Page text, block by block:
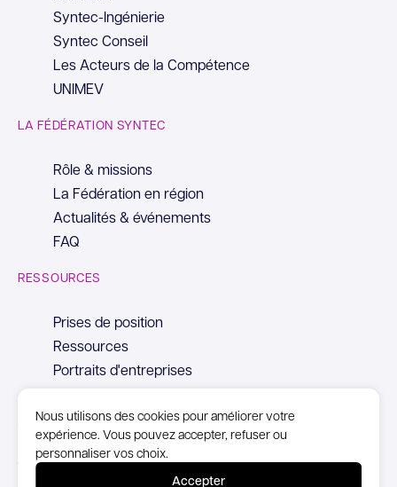
Nous utilisons des cookies pour améliorer votre
expérience. Vous pouvez accepter, refuser ou
personnaliser vos choix.
Accepter
Syntec-Ingénierie
Syntec Conseil
Les Acteurs de la Compétence
UNIMEV
LA FÉDÉRATION SYNTEC
Rôle & missions
La Fédération en région
Actualités & événements
FAQ
RESSOURCES
Prises de position
Ressources
Portraits d'entreprises
© Copyright Syntec, 2026